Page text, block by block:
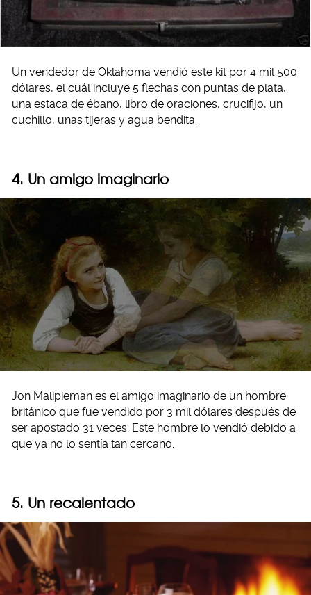
Un vendedor de Oklahoma vendió este kit por 4 mil 500
dólares, el cuál incluye 5 flechas con puntas de plata,
una estaca de ébano, libro de oraciones, crucifijo, un
cuchillo, unas tijeras y agua bendita.
4. Un amigo imaginario
Jon Malipieman es el amigo imaginario de un hombre
británico que fue vendido por 3 mil dólares después de
ser apostado 31 veces. Este hombre lo vendió debido a
que ya no lo sentía tan cercano.
5. Un recalentado